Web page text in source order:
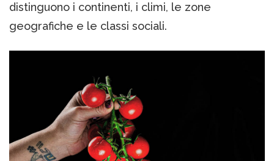
distinguono i continenti, i climi, le zone
geografiche e le classi sociali.